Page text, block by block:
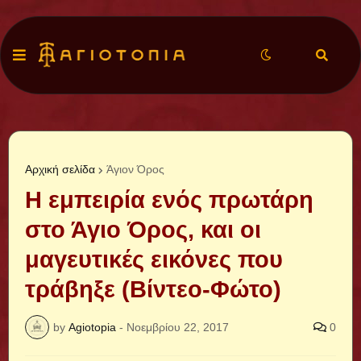
Αρχική σελίδα Άγιον Όρος
Η εμπειρία ενός πρωτάρη
στο Άγιο Όρος, και οι
μαγευτικές εικόνες που
τράβηξε (Βίντεο-Φώτο)
by Agiotopia - Νοεμβρίου 22, 2017 0